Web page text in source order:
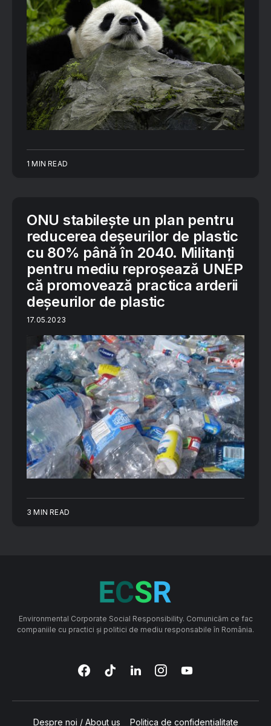
1 MIN READ
ONU stabilește un plan pentru
reducerea deșeurilor de plastic
cu 80% până în 2040. Militanți
pentru mediu reproșează UNEP
că promovează practica arderii
deșeurilor de plastic
17.05.2023
3 MIN READ
Environmental Corporate Social Responsibility. Comunicăm ce fac
companiile cu practici și politici de mediu responsabile în România.
Despre noi / About us Politica de confidențialitate